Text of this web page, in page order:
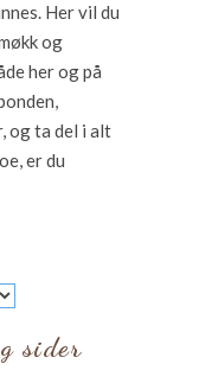
Her vil du
og
her og på
og ta del i alt
er du
sider